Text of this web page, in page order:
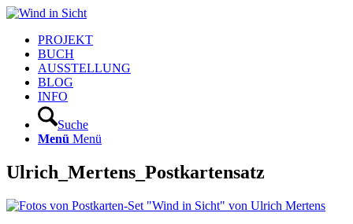
PROJEKT
BUCH
AUSSTELLUNG
BLOG
INFO
Suche
Menü Menü
Ulrich_Mertens_Postkartensatz